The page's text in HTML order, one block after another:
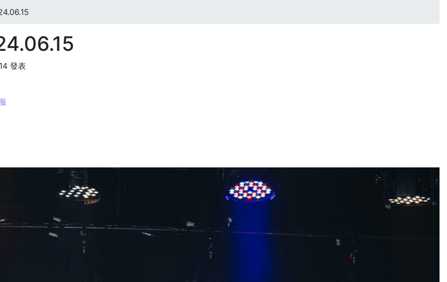
發表